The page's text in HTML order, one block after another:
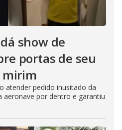
show de
portas de seu
mirim
atender pedido inusitado da
aeronave por dentro e garantiu